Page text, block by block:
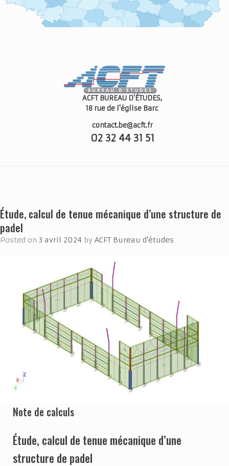
ACFT BUREAU D'ÉTUDES,
18 rue de l'église Barc
contact.be@acft.fr
02 32 44 31 51
Étude, calcul de tenue mécanique d’une structure de
padel
Posted on 3 avril 2024 by ACFT Bureau d'études
Note de calculs
Étude, calcul de tenue mécanique d’une
structure de padel